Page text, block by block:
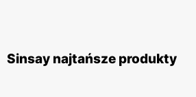
Sinsay najtańsze produkty